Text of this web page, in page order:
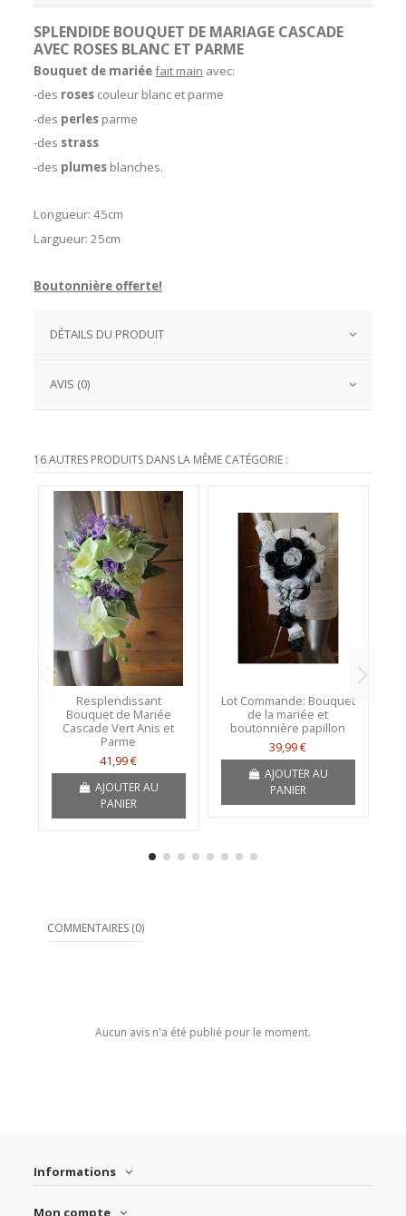
SPLENDIDE BOUQUET DE MARIAGE CASCADE
AVEC ROSES BLANC ET PARME
Bouquet de mariéefait main avec:
-des roses couleur blanc et parme
-des perles parme
-des strass
-des plumes blanches.
Longueur: 45cm
Largueur: 25cm
Boutonnière offerte!
DÉTAILS DU PRODUIT
AVIS (0)
16 AUTRES PRODUITS DANS LA MÊME CATÉGORIE :
Resplendissant
Bouquet de Mariée
Cascade Vert Anis et
Parme
41,99 €
AJOUTER AU
PANIER
Lot Commande: Bouquet
de la mariée et
boutonnière papillon
39,99 €
AJOUTER AU
PANIER
COMMENTAIRES (0)
Aucun avis n'a été publié pour le moment.
Informations
Mon compte